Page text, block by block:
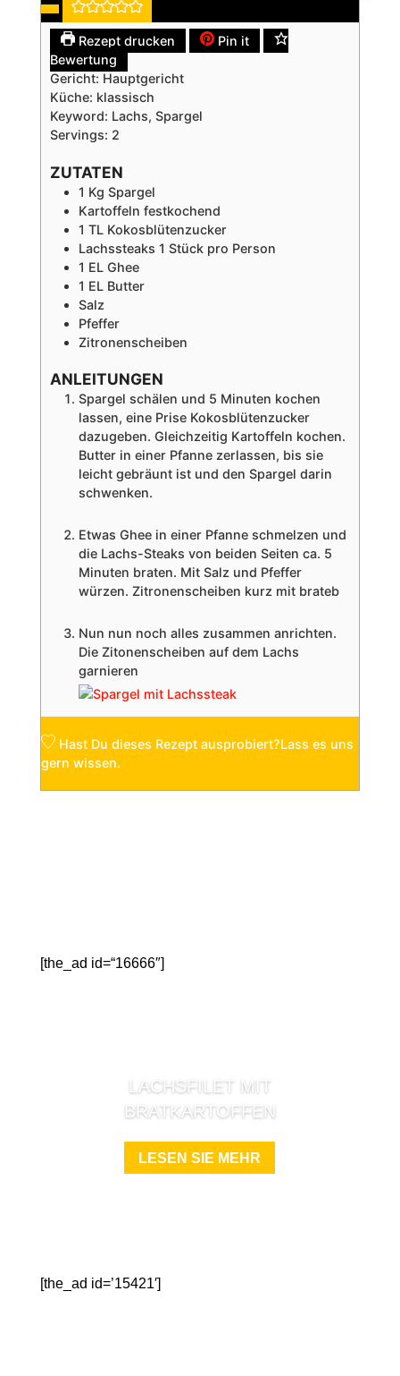
Rezept drucken
Pin it
Bewertung
Gericht: Hauptgericht
Küche: klassisch
Keyword: Lachs, Spargel
Servings: 2
ZUTATEN
1 Kg Spargel
Kartoffeln festkochend
1 TL Kokosblütenzucker
Lachssteaks 1 Stück pro Person
1 EL Ghee
1 EL Butter
Salz
Pfeffer
Zitronenscheiben
ANLEITUNGEN
Spargel schälen und 5 Minuten kochen
lassen, eine Prise Kokosblütenzucker
dazugeben. Gleichzeitig Kartoffeln kochen.
Butter in einer Pfanne zerlassen, bis sie
leicht gebräunt ist und den Spargel darin
schwenken.
Etwas Ghee in einer Pfanne schmelzen und
die Lachs-Steaks von beiden Seiten ca. 5
Minuten braten. Mit Salz und Pfeffer
würzen. Zitronenscheiben kurz mit brateb
Nun nun noch alles zusammen anrichten.
Die Zitonenscheiben auf dem Lachs
garnieren
Hast Du dieses Rezept ausprobiert?Lass es uns
gern wissen.
[the_ad id=“16666″]
LACHSFILET MIT
BRATKARTOFFEN
LESEN SIE MEHR
[the_ad id=’15421′]